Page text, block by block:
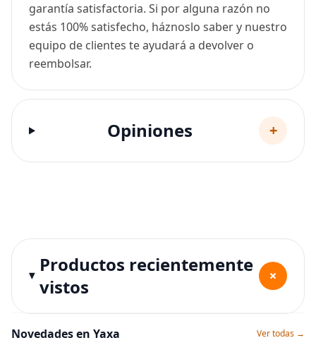
garantía satisfactoria. Si por alguna razón no
estás 100% satisfecho, háznoslo saber y nuestro
equipo de clientes te ayudará a devolver o
reembolsar.
Opiniones +
Productos recientemente
vistos
+
Novedades en Yaxa Ver todas →